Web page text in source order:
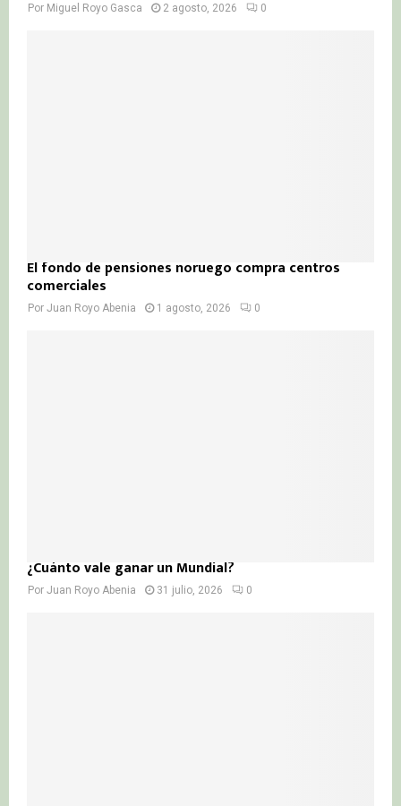
Por Miguel Royo Gasca 2 agosto, 2026 0
El fondo de pensiones noruego compra centros
comerciales
Por Juan Royo Abenia 1 agosto, 2026 0
¿Cuánto vale ganar un Mundial?
Por Juan Royo Abenia 31 julio, 2026 0